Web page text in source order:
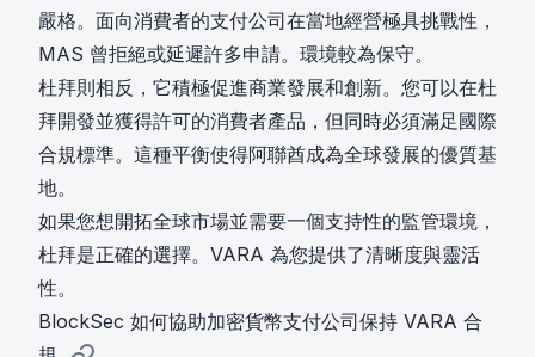
嚴格。面向消費者的支付公司在當地經營極具挑戰性，
MAS 曾拒絕或延遲許多申請。環境較為保守。
杜拜則相反，它積極促進商業發展和創新。您可以在杜
拜開發並獲得許可的消費者產品，但同時必須滿足國際
合規標準。這種平衡使得阿聯酋成為全球發展的優質基
地。
如果您想開拓全球市場並需要一個支持性的監管環境，
杜拜是正確的選擇。VARA 為您提供了清晰度與靈活
性。
BlockSec 如何協助加密貨幣支付公司保持 VARA 合